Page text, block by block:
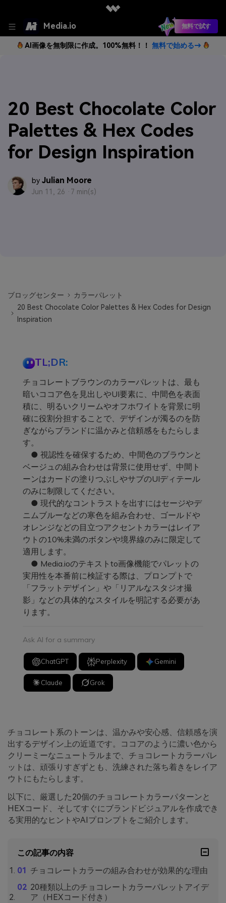
Media.io 無料で試す
AI画像を無制限に作成。100%無料！！ 無料で始める→
20 Best Chocolate Color
Palettes & Hex Codes
for Design Inspiration
by Julian Moore
Jun 11, 26 · 7 min(s)
ブロッグセンター
カラーパレット
20 Best Chocolate Color Palettes & Hex Codes for Design
Inspiration
TL;DR:
チョコレートブラウンのカラーパレットは、最も
暗いココア色を見出しやUI要素に、中間色を表面
積に、明るいクリームやオフホワイトを背景に明
確に役割分担することで、デザインが濁るのを防
ぎながらブランドに温かみと信頼感をもたらしま
す。
● 視認性を確保するため、中間色のブラウンと
ベージュの組み合わせは背景に使用せず、中間ト
ーンはカードの塗りつぶしやサブのUIディテール
のみに制限してください。
● 現代的なコントラストを出すにはセージやデ
ニムブルーなどの寒色を組み合わせ、ゴールドや
オレンジなどの目立つアクセントカラーはレイア
ウトの10%未満のボタンや境界線のみに限定して
適用します。
● Media.ioのテキストto画像機能でパレットの
実用性を本番前に検証する際は、プロンプトで
「フラットデザイン」や「リアルなスタジオ撮
影」などの具体的なスタイルを明記する必要があ
ります。
Ask AI for a summary
ChatGPT Perplexity Gemini
Claude Grok
チョコレート系のトーンは、温かみや安心感、信頼感を演
出するデザイン上の近道です。ココアのように濃い色から
クリーミーなニュートラルまで、チョコレートカラーパレ
ットは、頑張りすぎずとも、洗練された落ち着きをレイア
ウトにもたらします。
以下に、厳選した20個のチョコレートカラーパターンと
HEXコード、そしてすぐにブランドビジュアルを作成でき
る実用的なヒントやAIプロンプトをご紹介します。
この記事の内容
チョコレートカラーの組み合わせが効果的な理由
20種類以上のチョコレートカラーパレットアイデ
ア（HEXコード付き）